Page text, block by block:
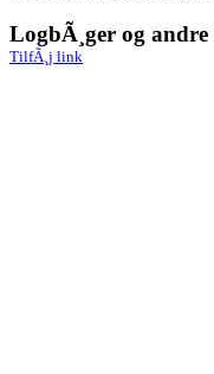
LogbÃ¸ger og
TilfÃ¸j link